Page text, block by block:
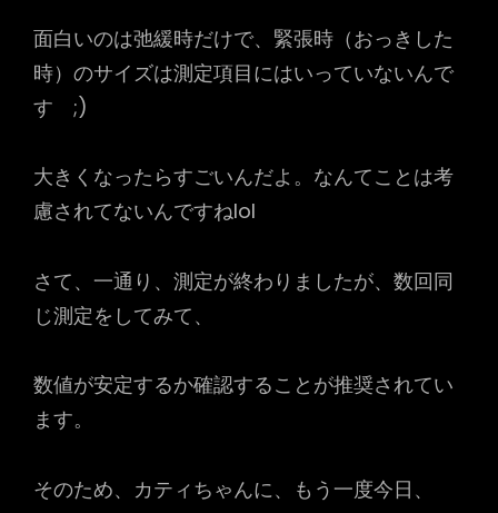
面白いのは弛緩時だけで、緊張時（おっきした
時）のサイズは測定項目にはいっていないんで
す ;)
大きくなったらすごいんだよ。なんてことは考
慮されてないんですねlol
さて、一通り、測定が終わりましたが、数回同
じ測定をしてみて、
数値が安定するか確認することが推奨されてい
ます。
そのため、カティちゃんに、もう一度今日、